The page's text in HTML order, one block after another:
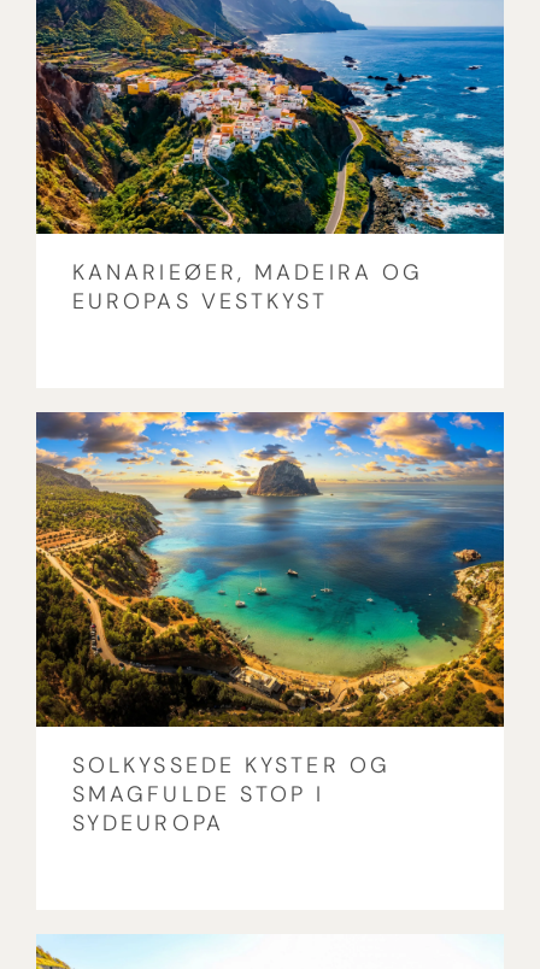
KANARIEØER, MADEIRA OG
EUROPAS VESTKYST
SOLKYSSEDE KYSTER OG
SMAGFULDE STOP I
SYDEUROPA